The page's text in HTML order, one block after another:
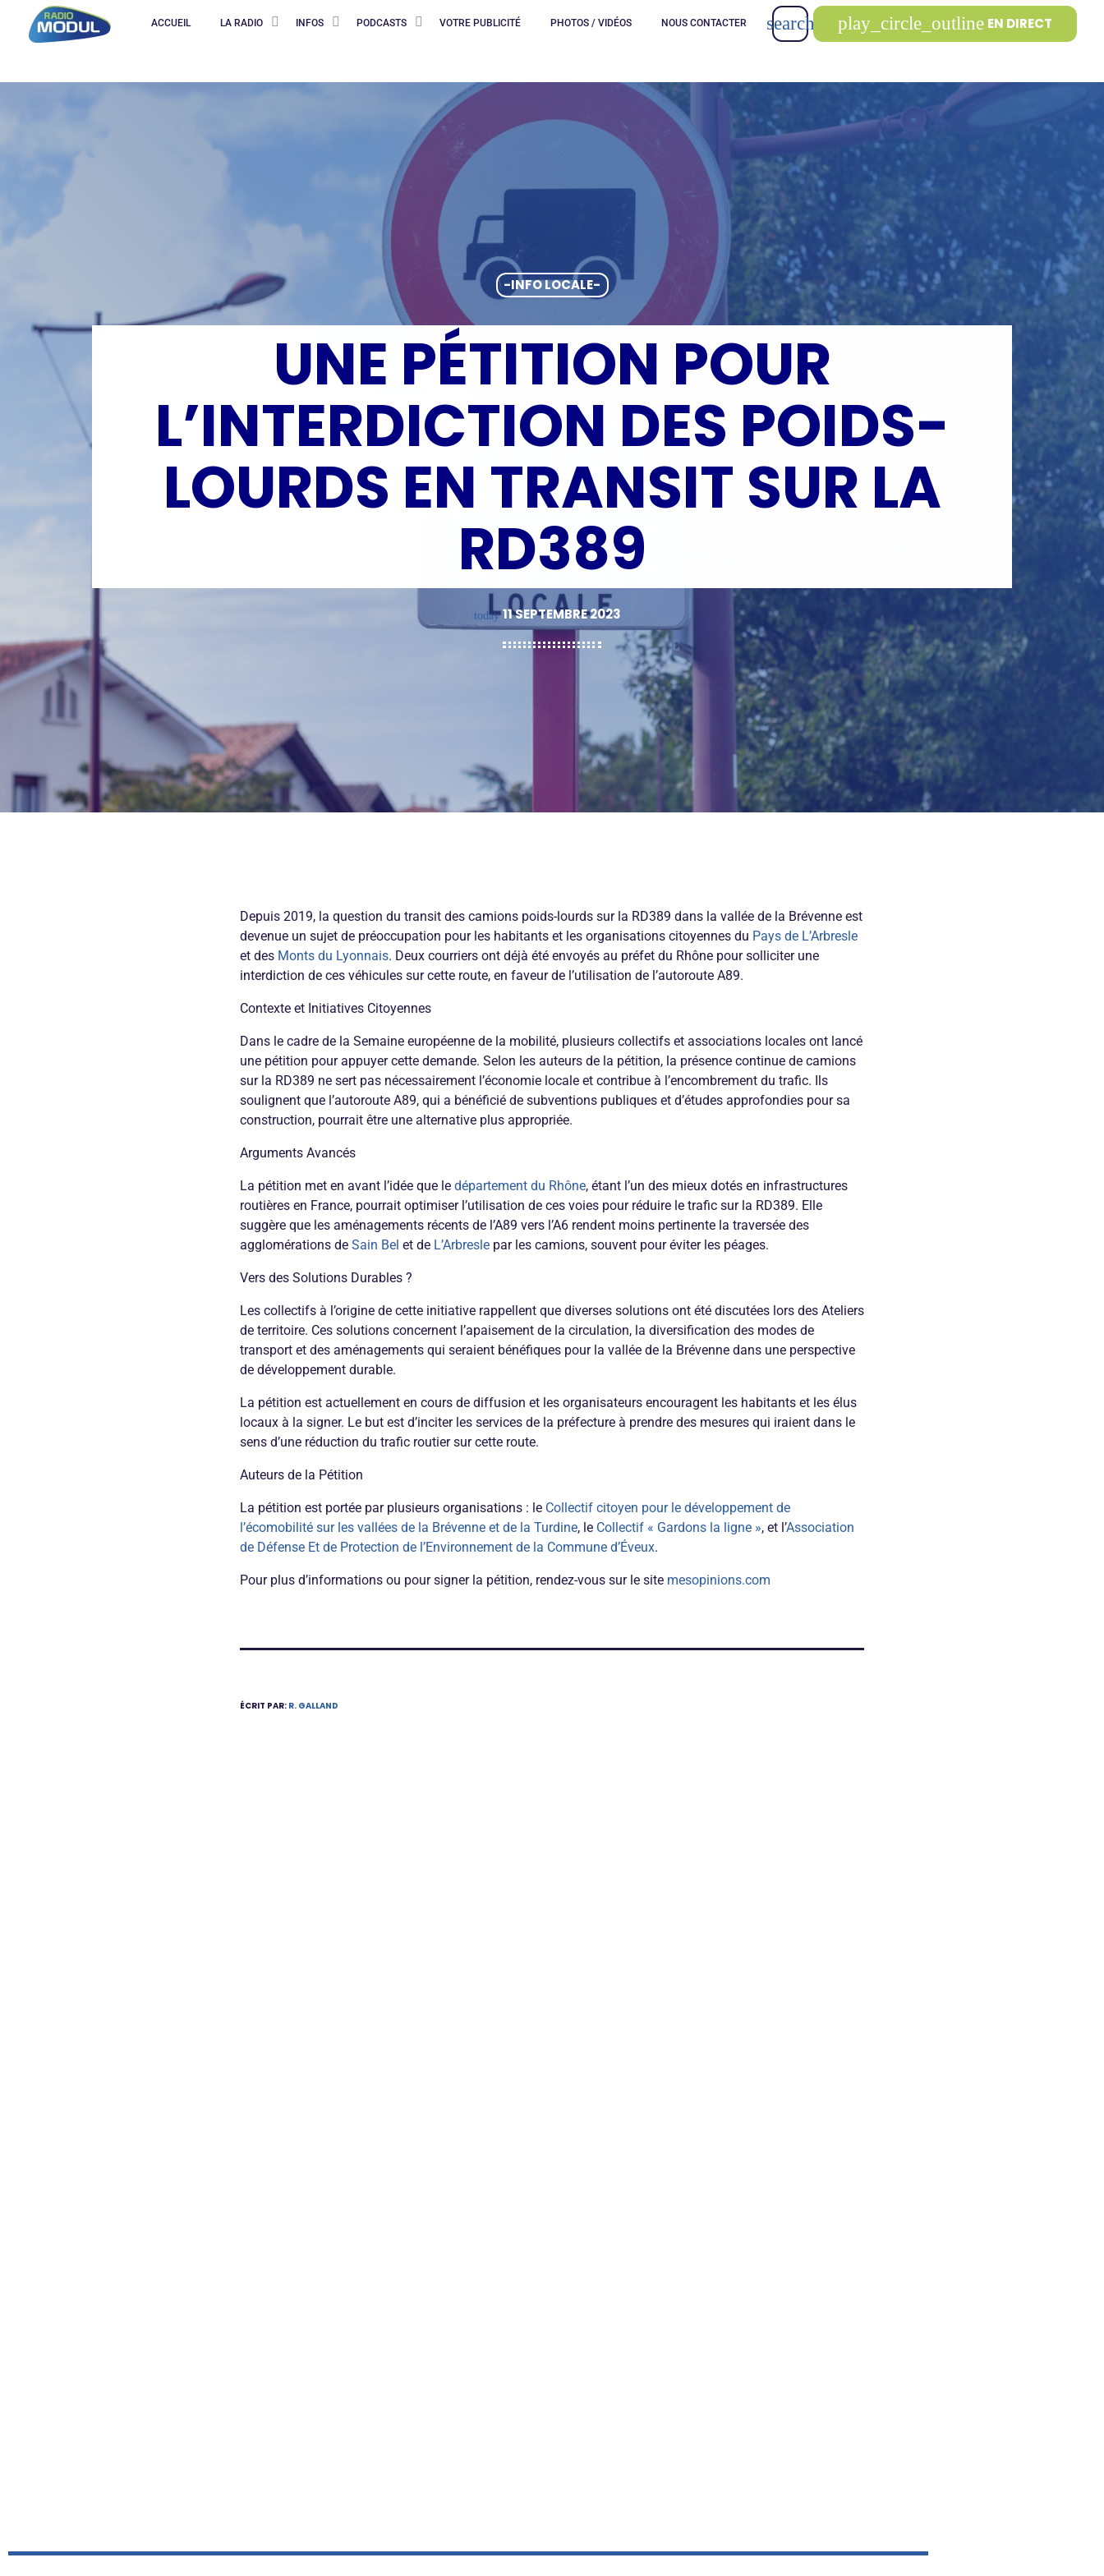
ACCUEIL LA RADIO INFOS PODCASTS VOTRE PUBLICITÉ PHOTOS / VIDÉOS NOUS CONTACTER search play_circle_outline EN DIRECT
-INFO LOCALE-
UNE PÉTITION POUR
L’INTERDICTION DES POIDS-
LOURDS EN TRANSIT SUR LA
RD389
today 11 SEPTEMBRE 2023
Depuis 2019, la question du transit des camions poids-lourds sur la RD389 dans la vallée de la Brévenne est
devenue un sujet de préoccupation pour les habitants et les organisations citoyennes du Pays de L’Arbresle
et des Monts du Lyonnais. Deux courriers ont déjà été envoyés au préfet du Rhône pour solliciter une
interdiction de ces véhicules sur cette route, en faveur de l’utilisation de l’autoroute A89.
Contexte et Initiatives Citoyennes
Dans le cadre de la Semaine européenne de la mobilité, plusieurs collectifs et associations locales ont lancé
une pétition pour appuyer cette demande. Selon les auteurs de la pétition, la présence continue de camions
sur la RD389 ne sert pas nécessairement l’économie locale et contribue à l’encombrement du trafic. Ils
soulignent que l’autoroute A89, qui a bénéficié de subventions publiques et d’études approfondies pour sa
construction, pourrait être une alternative plus appropriée.
Arguments Avancés
La pétition met en avant l’idée que le département du Rhône, étant l’un des mieux dotés en infrastructures
routières en France, pourrait optimiser l’utilisation de ces voies pour réduire le trafic sur la RD389. Elle
suggère que les aménagements récents de l’A89 vers l’A6 rendent moins pertinente la traversée des
agglomérations de Sain Bel et de L’Arbresle par les camions, souvent pour éviter les péages.
Vers des Solutions Durables ?
Les collectifs à l’origine de cette initiative rappellent que diverses solutions ont été discutées lors des Ateliers
de territoire. Ces solutions concernent l’apaisement de la circulation, la diversification des modes de
transport et des aménagements qui seraient bénéfiques pour la vallée de la Brévenne dans une perspective
de développement durable.
La pétition est actuellement en cours de diffusion et les organisateurs encouragent les habitants et les élus
locaux à la signer. Le but est d’inciter les services de la préfecture à prendre des mesures qui iraient dans le
sens d’une réduction du trafic routier sur cette route.
Auteurs de la Pétition
La pétition est portée par plusieurs organisations : le Collectif citoyen pour le développement de
l’écomobilité sur les vallées de la Brévenne et de la Turdine, le Collectif « Gardons la ligne », et l’Association
de Défense Et de Protection de l’Environnement de la Commune d’Éveux.
Pour plus d’informations ou pour signer la pétition, rendez-vous sur le site mesopinions.com
ÉCRIT PAR: R. GALLAND